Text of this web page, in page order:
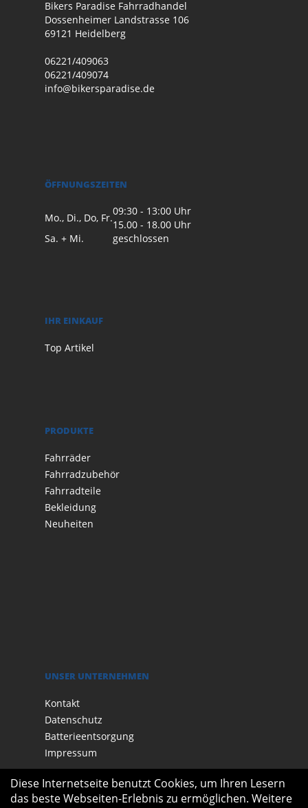
Bikers Paradise Fahrradhandel
Dossenheimer Landstrasse 106
69121 Heidelberg
06221/409063
06221/409074
info@bikersparadise.de
ÖFFNUNGSZEITEN
Mo., Di., Do, Fr.
09:30 - 13:00 Uhr
15.00 - 18.00 Uhr
Sa. + Mi.
geschlossen
IHR EINKAUF
Top Artikel
PRODUKTE
Fahrräder
Fahrradzubehör
Fahrradteile
Bekleidung
Neuheiten
UNSER UNTERNEHMEN
Kontakt
Datenschutz
Batterieentsorgung
Impressum
Diese Internetseite benutzt Cookies, um Ihren Lesern
das beste Webseiten-Erlebnis zu ermöglichen. Weitere